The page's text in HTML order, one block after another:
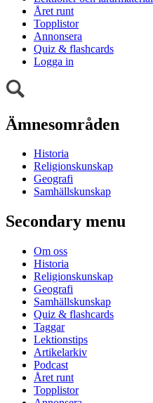
Året runt
Topplistor
Annonsera
Quiz & flashcards
Logga in
Ämnesområden
Historia
Religionskunskap
Geografi
Samhällskunskap
Secondary menu
Om oss
Historia
Religionskunskap
Geografi
Samhällskunskap
Quiz & flashcards
Taggar
Lektionstips
Artikelarkiv
Podcast
Året runt
Topplistor